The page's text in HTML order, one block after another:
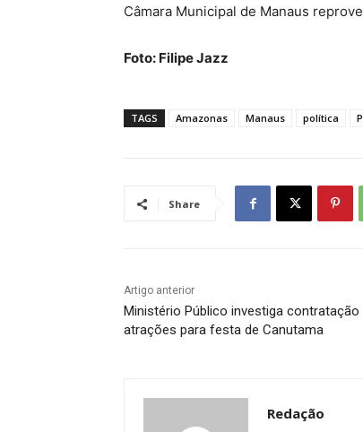
Câmara Municipal de Manaus
Foto: Filipe Jazz
TAGS Amazonas Manaus política
Share
Artigo anterior
Ministério Público investiga contratação
atrações para festa de Canutama
Redação